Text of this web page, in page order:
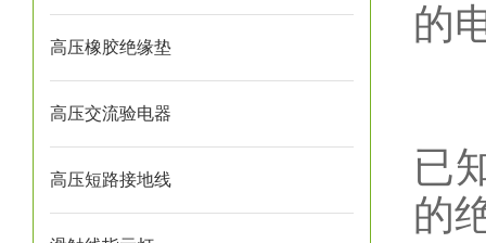
高压橡胶绝缘垫
高压交流验电器
高压短路接地线
的
已
的